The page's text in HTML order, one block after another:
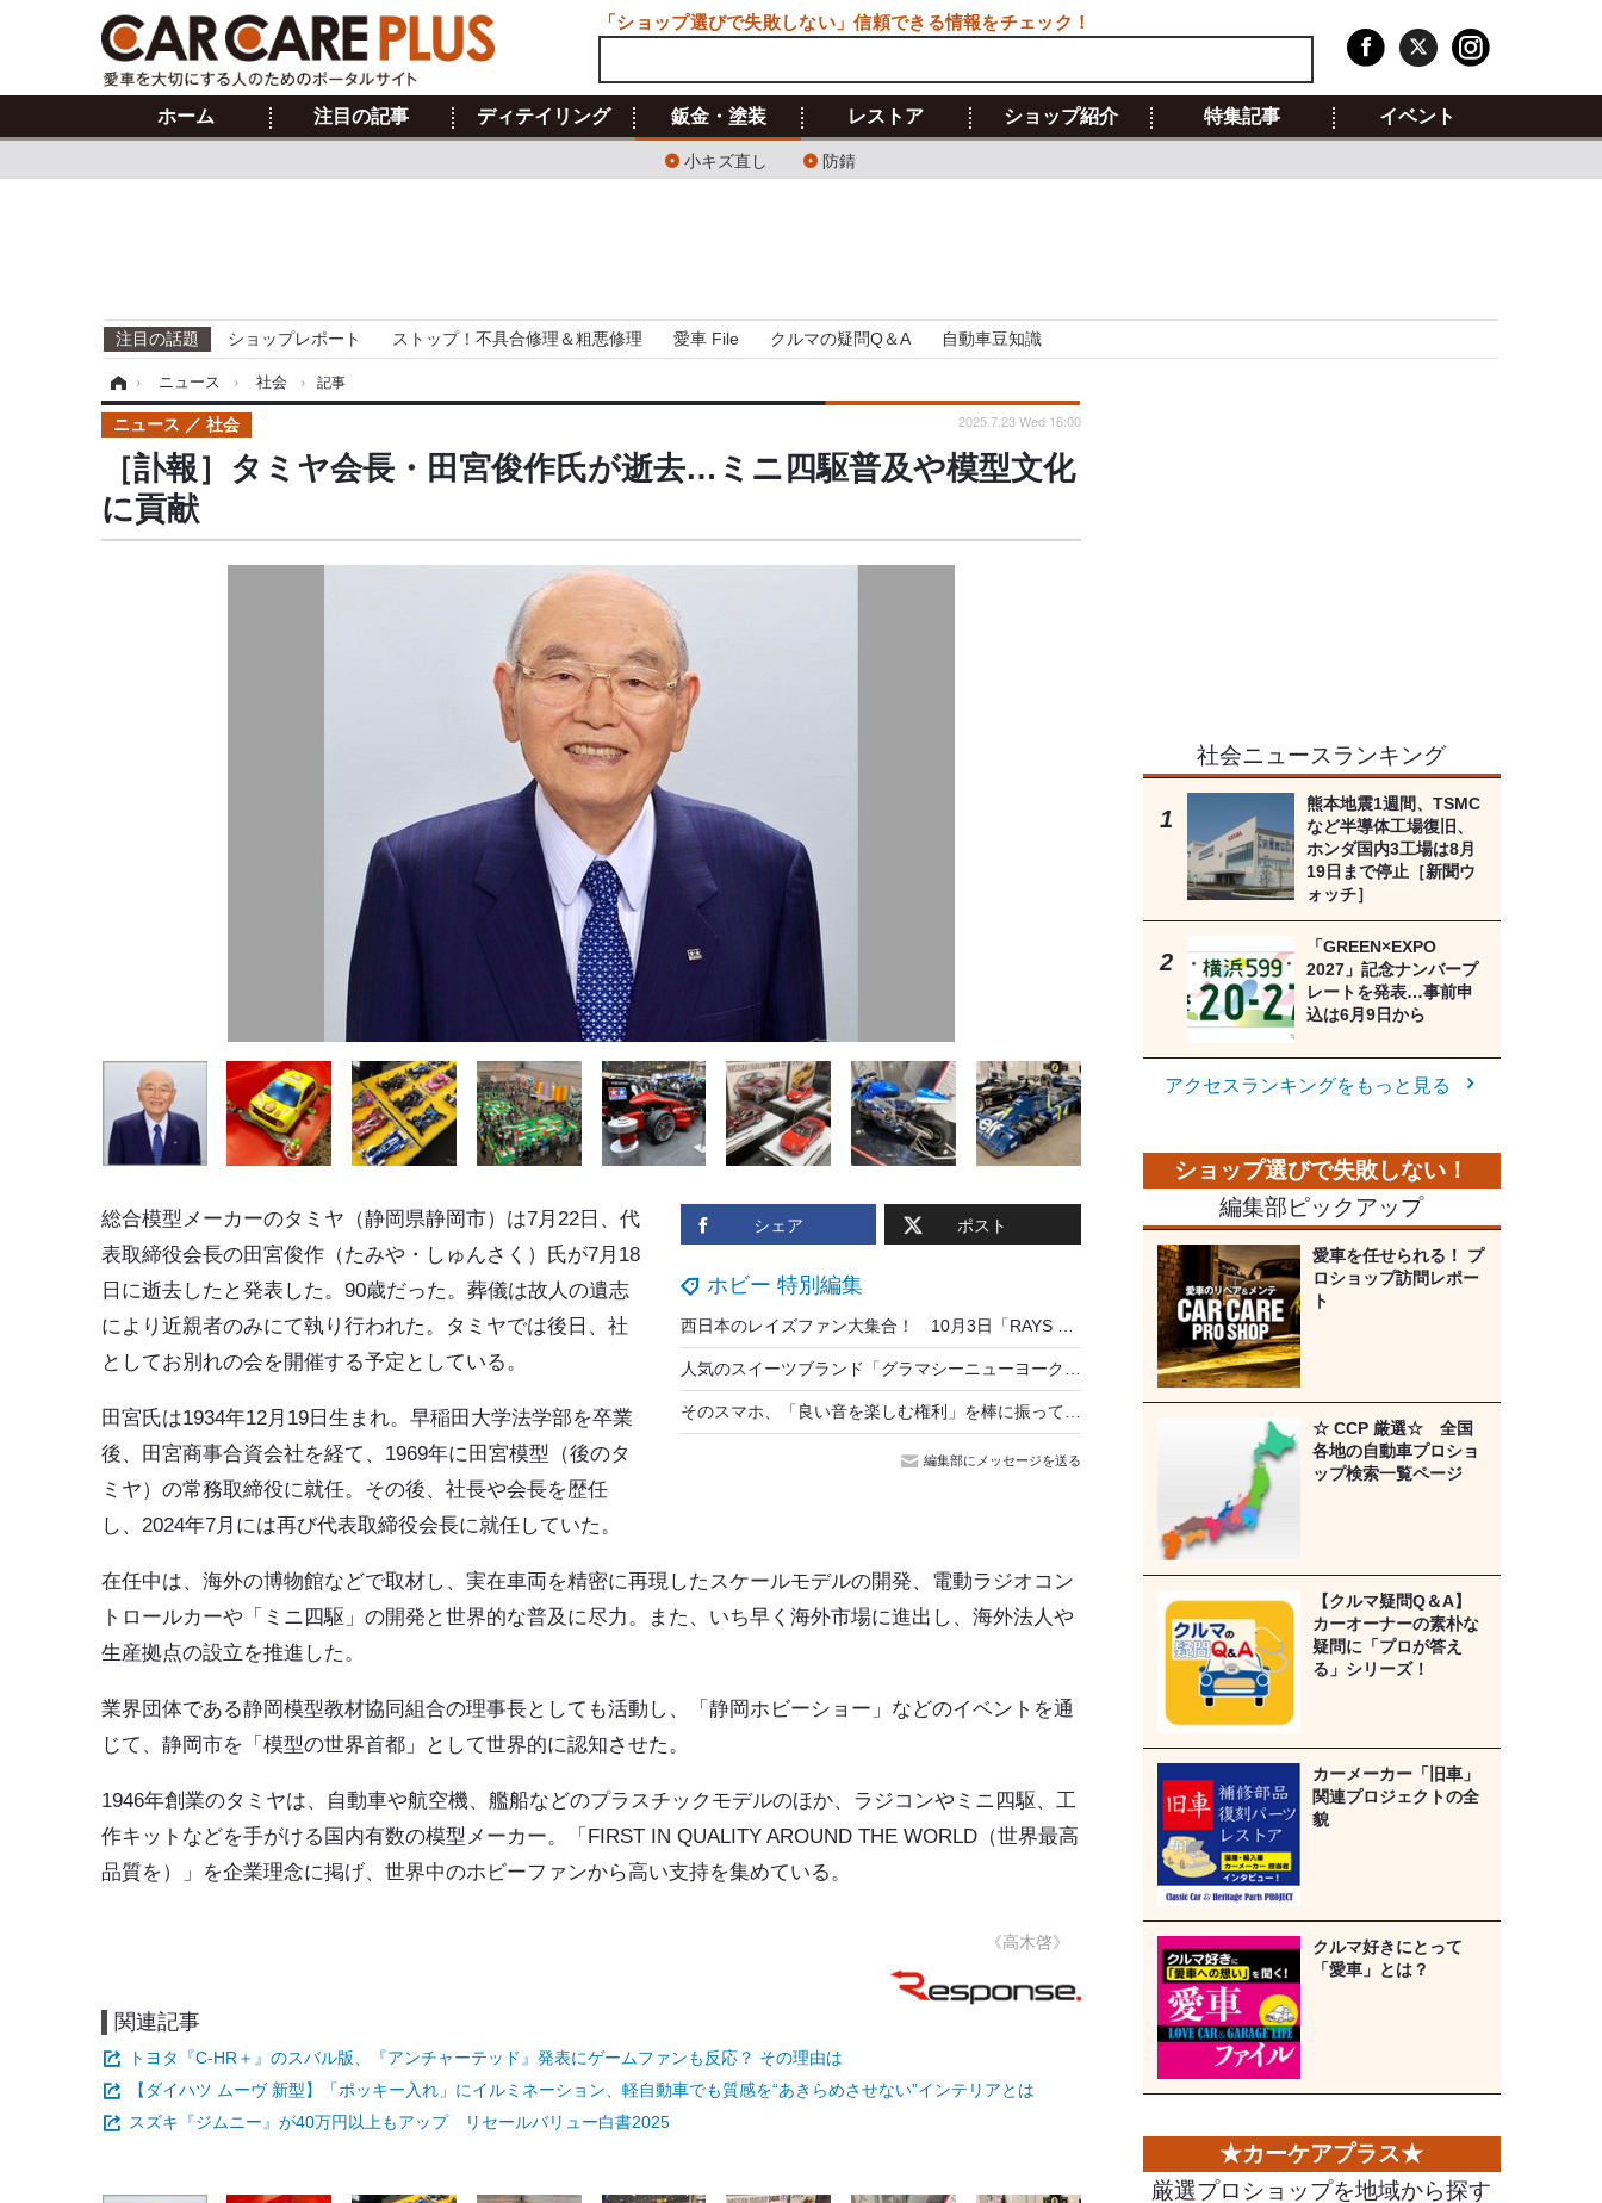
ホーム 注目の記事 ディテイリング 鈑金・塗装
小キズ直し 防錆
レストア ショップ紹介 特集記事 イベント
注目の話題 ショップレポート ストップ！不具合修理＆粗悪修理 愛車 File クルマの疑問Q＆A 自動車豆知識
› ニュース › 社会 › 記事
［訃報］タミヤ会長・田宮俊作氏が逝去…ミニ四駆普及や模型文化
に貢献
ニュース 社会 2025.7.23 Wed 16:00
シェア ポスト
ホビー 特別編集
編集部にメッセージを送る
総合模型メーカーのタミヤ （静岡県静岡市）は7月22日、代
表取締役会長の田宮俊作 （たみや・しゅんさく）氏が7月18
日に逝去したと発表した。90歳だった。葬儀は故人の遺志
により近親者のみにて執り行われた。タミヤでは後日、社
としてお別れの会を開催する予定としている。
田宮氏は1934年12月19日生まれ。早稲田大学法学部を卒業
後、田宮商事合資会社を経て、1969年に田宮模型（後のタ
ミヤ）の常務取締役に就任。その後、社長や会長を歴任
し、2024年7月には再び代表取締役会長に就任していた。
在任中は、海外の博物館などで取材し、実在車両を精密に再現したスケールモデルの開発、電動ラジオコン
トロールカーや「ミニ四駆」の開発と世界的な普及に尽力。また、いち早く海外市場に進出し、海外法人や
生産拠点の設立を推進した。
業界団体である静岡模型教材協同組合の理事長としても活動し、「静岡ホビーショー」などのイベントを通
じて、静岡市を「模型の世界首都」として世界的に認知させた。
1946年創業のタミヤは、自動車や航空機、艦船などのプラスチックモデルのほか、ラジコンやミニ四駆、工
作キットなどを手がける国内有数の模型メーカー。「FIRST IN QUALITY AROUND THE WORLD（世界最高
品質を）」を企業理念に掲げ、世界中のホビーファンから高い支持を集めている。
《高木啓》
関連記事
トヨタ『C-HR＋』のスバル版、『アンチャーテッド』発表にゲームファンも反応？ その理由は
【ダイハツ ムーヴ 新型】「ポッキー入れ」にイルミネーション、軽自動車でも質感を“あきらめさせない”インテリアとは
スズキ『ジムニー』が40万円以上もアップ リセールバリュー白書2025
社会ニュースランキング
熊本地震1週間、TSMC
など半導体工場復旧、
ホンダ国内3工場は8月
19日まで停止［新聞ウ
ォッチ］
「GREEN×EXPO
2027」記念ナンバープ
レートを発表…事前申
込は6月9日から
アクセスランキングをもっと見る
編集部ピックアップ
愛車を任せられる！ プ
ロショップ訪問レポー
ト
☆ CCP 厳選☆ 全国
各地の自動車プロショ
ップ検索一覧ページ
【クルマ疑問Q＆A】
カーオーナーの素朴な
疑問に「プロが答え
る」シリーズ！
カーメーカー「旧車」
関連プロジェクトの全
貌
クルマ好きにとって
「愛車」とは？
厳選プロショップを地域から探す
「ショップ選びで失敗しない」信頼できる情報をチェック！